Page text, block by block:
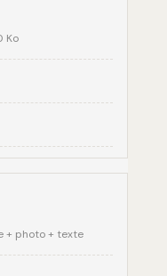
Ko
+ photo + texte